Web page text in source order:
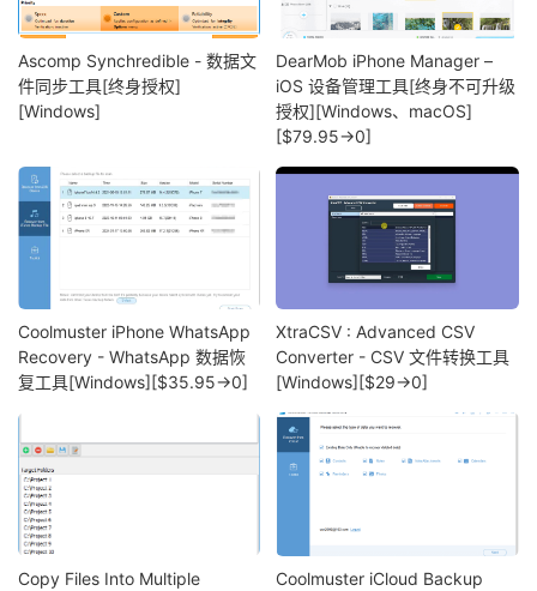
Ascomp Synchredible - 数据文
件同步工具[终身授权]
[Windows]
DearMob iPhone Manager –
iOS 设备管理工具[终身不可升级
授权][Windows、macOS]
[$79.95→0]
Coolmuster iPhone WhatsApp
Recovery - WhatsApp 数据恢
复工具[Windows][$35.95→0]
XtraCSV : Advanced CSV
Converter - CSV 文件转换工具
[Windows][$29→0]
Copy Files Into Multiple
Coolmuster iCloud Backup